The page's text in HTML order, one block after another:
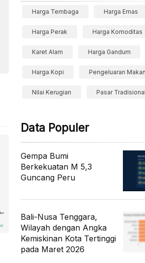
Harga Tembaga Harga Emas
Harga Perak Harga Komoditas
Karet Alam Harga Gandum
Harga Kopi Pengeluaran
Nilai Kerugian Pasar Tradisional
Data Populer
Gempa Bumi
Berkekuatan M 5,3
Guncang Peru
Bali-Nusa Tenggara,
Wilayah dengan Angka
Kemiskinan Kota Tertinggi
pada Maret 2026